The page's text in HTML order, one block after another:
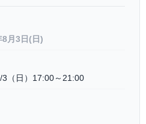
月3日(日)
（日）17:00～21:00